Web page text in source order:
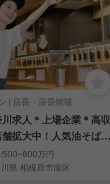
| 店長・店長候補
川求人＊上場企業＊高収
舗拡大中！人気油そば専
元祖油堂」
500~800万円
県 相模原市南区